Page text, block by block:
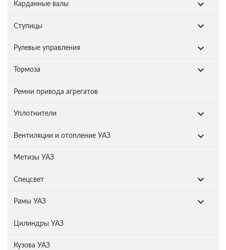
Карданные валы
Ступицы
Рулевые управления
Тормоза
Ремни привода агрегатов
Уплотнители
Вентиляции и отопление УАЗ
Метизы УАЗ
Спецсвет
Рамы УАЗ
Цилиндры УАЗ
Кузова УАЗ